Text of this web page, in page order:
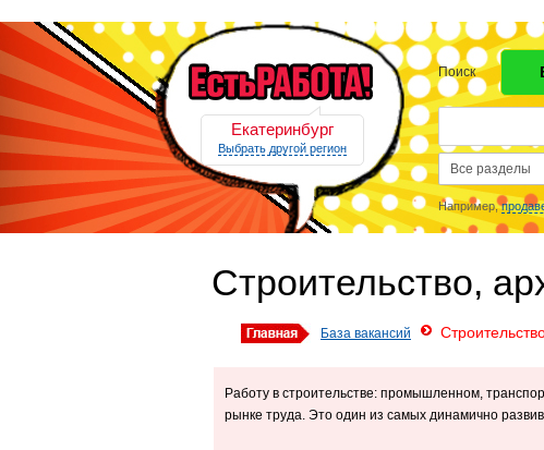
Екатеринбург
Выбрать другой регион
Поиск
Например,
Строительство,
База вакансий
Работу в строительстве: промышленном,
рынке труда. Это один из самых динамично